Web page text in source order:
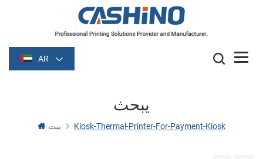
AR
يبحث
بيت Kiosk-Thermal-Printer-For-Payment-Kiosk